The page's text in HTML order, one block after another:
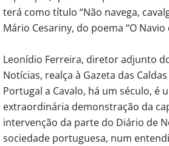
terá como título “Não navega,
Mário Cesariny, do poema “O Navio
Leonídio Ferreira, diretor adjunto
Notícias, realça à Gazeta das
Portugal a Cavalo, há um século, é
extraordinária demonstração da
intervenção da parte do Diário de
sociedade portuguesa, num